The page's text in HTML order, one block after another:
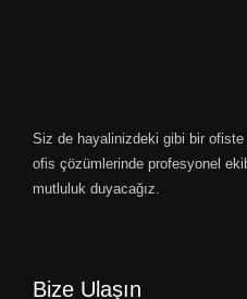
Siz de hayalinizdeki gibi bir
ofis çözümlerinde profesyonel
mutluluk duyacağız.
Bize Ulaşın